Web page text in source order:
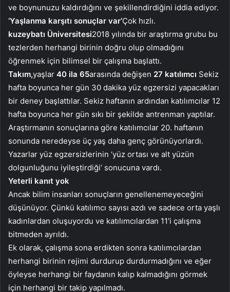
ve boynunuzu kaldırdığını ve şekillendirdiğini iddia ediyor.
‘Yaşlanma karşıtı sonuçlar var’Çok hızlı.
kuzeybatı Üniversitesi2018 yılında bir araştırma grubu bu
tezlerden herhangi birinin doğru olup olmadığını
öğrenmek için bilimsel bir çalışma başlattı.
Takım,yaşlar 40 ila 65arasında değişen 27 katılımcı Sekiz
hafta boyunca her gün 30 dakika yüz egzersizi yapacakları
bir deney başlattılar. Sekiz haftanın ardından katılımcılar 12
hafta boyunca her gün sıkı bir şekilde antrenman yaptılar.
Araştırmanın sonuçlarına göre katılımcılar 20. haftanın
sonunda neredeyse üç yaş daha genç görünüyorlardı.
Yazarlar yüz egzersizlerinin ‘yüz ortası ve alt yüzün
dolgunluğunu iyileştirdiği’ sonucuna vardı.
Yeterli kanıt yok
Ancak bilim insanları sonuçların genellenemeyeceğini
düşünüyor. Çünkü katılımcı sayısı azdı ve sadece orta yaşlı
kadınlardan oluşuyordu ve katılımcılardan 11’i çalışma
bitmeden ayrıldı.
Ek olarak, çalışma sona erdikten sonra katılımcılardan
herhangi birinin rejimi durdurup durdurmadığını ve eğer
öyleyse herhangi bir faydanın kalıp kalmadığını görmek
için herhangi bir takip yapılmadı.